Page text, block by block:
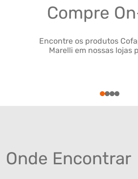
Compre
Encontre os produtos
Marelli em nossas lojas
1234
Onde Encontrar